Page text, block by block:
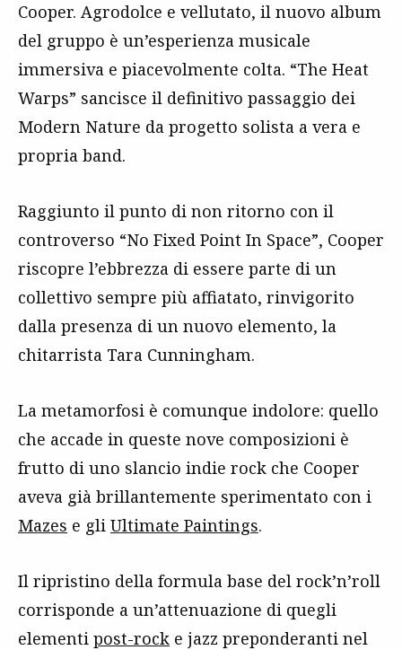
Cooper. Agrodolce e vellutato, il nuovo album
del gruppo è un’esperienza musicale
immersiva e piacevolmente colta. “The Heat
Warps” sancisce il definitivo passaggio dei
Modern Nature da progetto solista a vera e
propria band.
Raggiunto il punto di non ritorno con il
controverso “No Fixed Point In Space”, Cooper
riscopre l’ebbrezza di essere parte di un
collettivo sempre più affiatato, rinvigorito
dalla presenza di un nuovo elemento, la
chitarrista Tara Cunningham.
La metamorfosi è comunque indolore: quello
che accade in queste nove composizioni è
frutto di uno slancio indie rock che Cooper
aveva già brillantemente sperimentato con i
Mazes e gli Ultimate Paintings.
Il ripristino della formula base del rock’n’roll
corrisponde a un’attenuazione di quegli
elementi post-rock e jazz preponderanti nel